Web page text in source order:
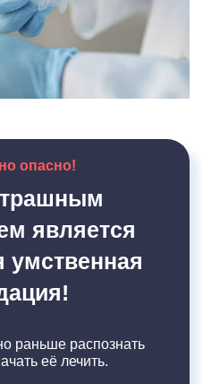
опасно!
является
умственная
раньше распознать
её лечить.